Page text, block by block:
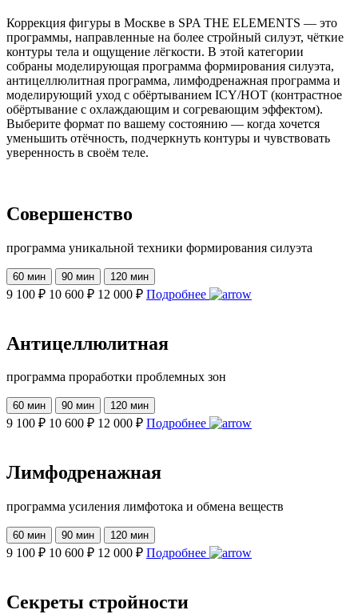
Коррекция фигуры в Москве в SPA THE ELEMENTS — это
программы, направленные на более стройный силуэт, чёткие
контуры тела и ощущение лёгкости. В этой категории
собраны моделирующая программа формирования силуэта,
антицеллюлитная программа, лимфодренажная программа и
моделирующий уход с обёртыванием ICY/HOT (контрастное
обёртывание с охлаждающим и согревающим эффектом).
Выберите формат по вашему состоянию — когда хочется
уменьшить отёчность, подчеркнуть контуры и чувствовать
уверенность в своём теле.
Совершенство
программа уникальной техники формирования силуэта
60 мин 90 мин 120 мин
9 100 ₽ 10 600 ₽ 12 000 ₽ Подробнее
Антицеллюлитная
программа проработки проблемных зон
60 мин 90 мин 120 мин
9 100 ₽ 10 600 ₽ 12 000 ₽ Подробнее
Лимфодренажная
программа усиления лимфотока и обмена веществ
60 мин 90 мин 120 мин
9 100 ₽ 10 600 ₽ 12 000 ₽ Подробнее
Секреты стройности